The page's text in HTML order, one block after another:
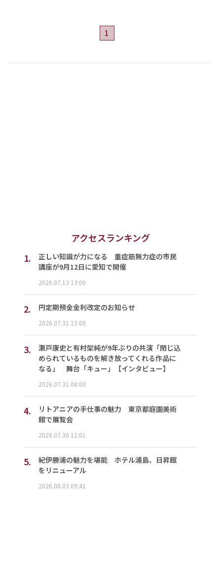
1
アクセスランキング
1.
正しい知識が力になる 重症筋無力症の市民
講座が9月12日に愛知で開催
2026.07.13 13:00
2. 円定期預金金利改定のお知らせ
2026.07.31 15:00
3.
瀬戸康史と有村架純が9年ぶりの共演「閉じ込
められているものを解き放ってくれる作品に
なる」 舞台「キュー」【インタビュー】
2026.07.31 08:00
4.
リトアニアの手仕事の魅力 東京都庭園美術
館で展覧会
2026.07.30 11:01
5.
紀伊勝浦の魅力を堪能 ホテル浦島、日昇館
をリニューアル
2026.08.03 09:41